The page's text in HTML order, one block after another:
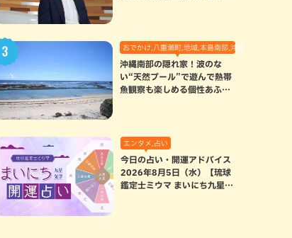
おでかけ,八重瀬町,地域,本島南部,沖縄の海,自然
沖縄南部の隠れ家！波のな
い“天然プール”で遊んで熱帯
魚観察も楽しめる個性あふれ
エンタメ,占い
今日の占い・開運アドバイス
2026年8月5日（水）【琉球
鑑定士ミウマ まいにち九星気